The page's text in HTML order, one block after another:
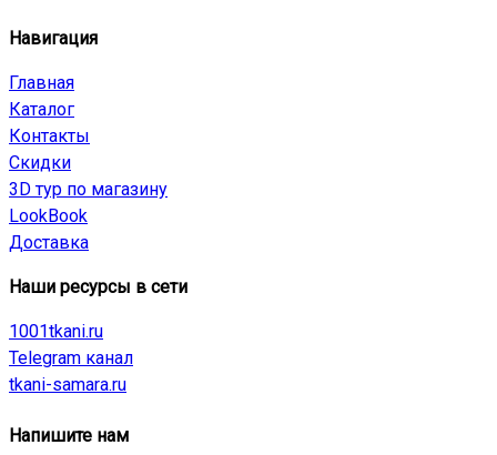
Навигация
Главная
Каталог
Контакты
Скидки
3D тур по магазину
LookBook
Доставка
Наши ресурсы в сети
1001tkani.ru
Telegram канал
tkani-samara.ru
Напишите нам